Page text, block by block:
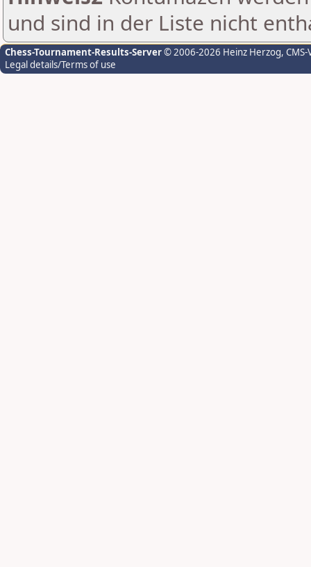
und sind in der Liste nicht
Chess-Tournament-Results-Server© 2006-2026 Heinz Herzog,
Legal details/Terms of use